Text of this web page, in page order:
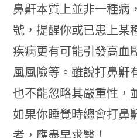
鼻鼾本質上並非一種病
號，提醒你或已患上某
疾病更有可能引發高血
風風險等。雖說打鼻鼾
也不能忽略其嚴重性，
如果你睡覺時總會打鼻